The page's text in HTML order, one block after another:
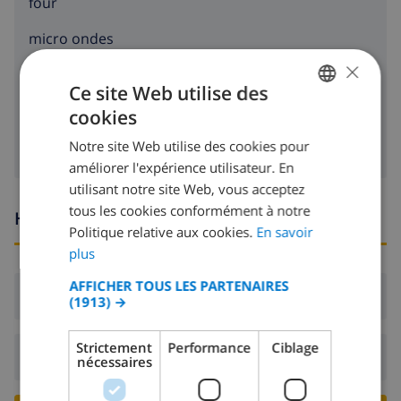
micro ondes
machine à laver
Heures d'arrivée et de départ
Arrivée:De 16:00 avant 19:00
Départ:Avant: 10:00
DUTCH
SPANISH
GERMAN
DANISH
×
Ce site Web utilise des
cookies
Notre site Web utilise des cookies pour
améliorer l'expérience utilisateur. En
utilisant notre site Web, vous acceptez
tous les cookies conformément à notre
Politique relative aux cookies. En savoir
plus
AFFICHER TOUS LES PARTENAIRES
(1913) →
Strictement
nécessaires
Performance Ciblage